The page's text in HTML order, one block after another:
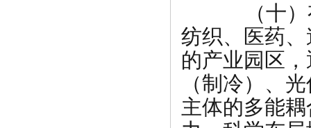
（十）有
纺织、医药
的产业园区
（制冷）、
主体的多能